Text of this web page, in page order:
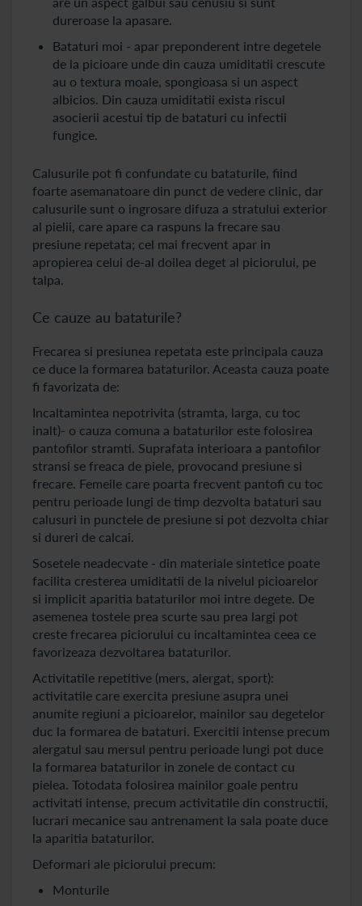
dureroase la apasare.
Bataturi moi - apar preponderent intre degetele
de la picioare unde din cauza umiditatii crescute
au o textura moale, spongioasa si un aspect
albicios. Din cauza umiditatii exista riscul
asocierii acestui tip de bataturi cu infectii
fungice.
Calusurile pot fi confundate cu bataturile, fiind
foarte asemanatoare din punct de vedere clinic, dar
calusurile sunt o ingrosare difuza a stratului exterior
al pielii, care apare ca raspuns la frecare sau
presiune repetata; cel mai frecvent apar in
apropierea celui de-al doilea deget al piciorului, pe
talpa.
Ce cauze au bataturile?
Frecarea si presiunea repetata este principala cauza
ce duce la formarea bataturilor. Aceasta cauza poate
fi favorizata de:
Incaltamintea nepotrivita (stramta, larga, cu toc
inalt)- o cauza comuna a bataturilor este folosirea
pantofilor stramti. Suprafata interioara a pantofilor
stransi se freaca de piele, provocand presiune si
frecare. Femeile care poarta frecvent pantofi cu toc
pentru perioade lungi de timp dezvolta bataturi sau
calusuri in punctele de presiune si pot dezvolta chiar
si dureri de calcai.
Sosetele neadecvate - din materiale sintetice poate
facilita cresterea umiditatii de la nivelul picioarelor
si implicit aparitia bataturilor moi intre degete. De
asemenea tostele prea scurte sau prea largi pot
creste frecarea piciorului cu incaltamintea ceea ce
favorizeaza dezvoltarea bataturilor.
Activitatile repetitive (mers, alergat, sport):
activitatile care exercita presiune asupra unei
anumite regiuni a picioarelor, mainilor sau degetelor
duc la formarea de bataturi. Exercitii intense precum
alergatul sau mersul pentru perioade lungi pot duce
la formarea bataturilor in zonele de contact cu
pielea. Totodata folosirea mainilor goale pentru
activitati intense, precum activitatile din constructii,
lucrari mecanice sau antrenament la sala poate duce
la aparitia bataturilor.
Deformari ale piciorului precum:
Monturile